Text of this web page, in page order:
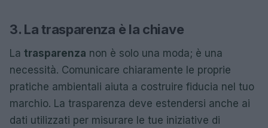
3. La trasparenza è la chiave
La trasparenza non è solo una moda; è una
necessità. Comunicare chiaramente le proprie
pratiche ambientali aiuta a costruire fiducia nel tuo
marchio. La trasparenza deve estendersi anche ai
dati utilizzati per misurare le tue iniziative di